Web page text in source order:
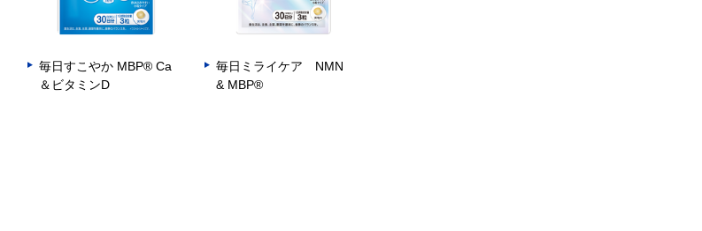
毎日すこやか MBP® Ca
＆ビタミンD
毎日ミライケア NMN
& MBP®